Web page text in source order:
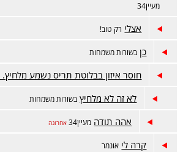
מעיין34
אצלי רק טוב!
כן בשורות משמחות
חוסר איזון בבלוטת תריס נשמע
לא זה לא מלחיץ בשורות משמחות
אהה תודה מעיין34 אחרונה
קרה לי אונמר